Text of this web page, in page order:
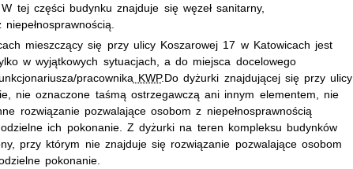
tej części budynku znajduje się węzeł sanitarny,
mieszczący się przy ulicy Koszarowej 17 w Katowicach jest
w wyjątkowych sytuacjach, a do miejsca docelowego
pracownika KWP.Do dyżurki znajdującej się przy ulicy
nie oznaczone taśmą ostrzegawczą ani innym elementem, nie
rozwiązanie pozwalające osobom z niepełnosprawnością
ich pokonanie. Z dyżurki na teren kompleksu budynków
przy którym nie znajduje się rozwiązanie pozwalające osobom
pokonanie.